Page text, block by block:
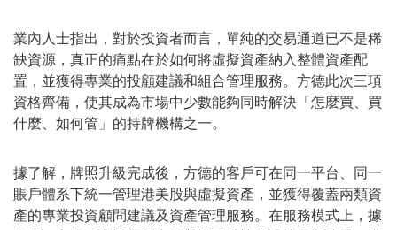
業內人士指出，對於投資者而言，單純的交易通道已不是稀
缺資源，真正的痛點在於如何將虛擬資產納入整體資產配
置，並獲得專業的投顧建議和組合管理服務。方德此次三項
資格齊備，使其成為市場中少數能夠同時解決「怎麼買、買
什麼、如何管」的持牌機構之一。
據了解，牌照升級完成後，方德的客戶可在同一平台、同一
賬戶體系下統一管理港美股與虛擬資產，並獲得覆蓋兩類資
產的專業投資顧問建議及資產管理服務。在服務模式上，據